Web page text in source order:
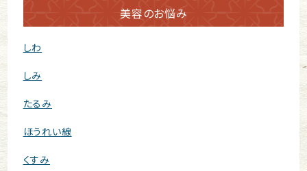
美容のお悩み
しわ
しみ
たるみ
ほうれい線
くすみ